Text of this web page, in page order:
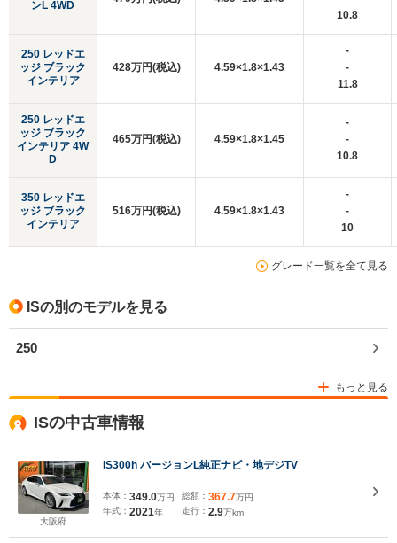
ンL 4WD
250 レッドエ
ッジ ブラック
インテリア
250 レッドエ
ッジ ブラック
インテリア 4W
D
350 レッドエ
ッジ ブラック
インテリア
10.8
428万円(税込) 4.59×1.8×1.43
-
-
11.8
465万円(税込) 4.59×1.8×1.45
-
-
10.8
516万円(税込) 4.59×1.8×1.43
-
-
10
グレード一覧を全て見る
ISの別のモデルを見る
250
もっと見る
ISの中古車情報
大阪府
IS300h バージョンL純正ナビ・地デジTV
本体： 349.0万円
年式： 2021年
総額： 367.7万円
走行： 2.9万km